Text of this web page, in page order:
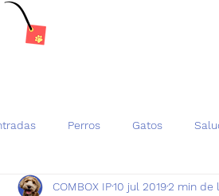
Perros Gatos
Responsable de mascotas
COMBOX IP10 jul 20192 min de